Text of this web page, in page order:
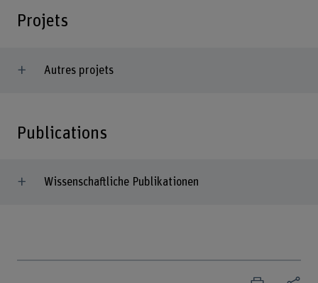
Projets
Autres projets
Publications
Wissenschaftliche Publikationen